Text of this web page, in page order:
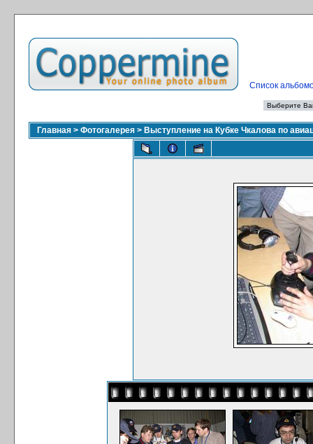
Список
Главная > Фотогалерея > Выступление на Кубке Чкалова по